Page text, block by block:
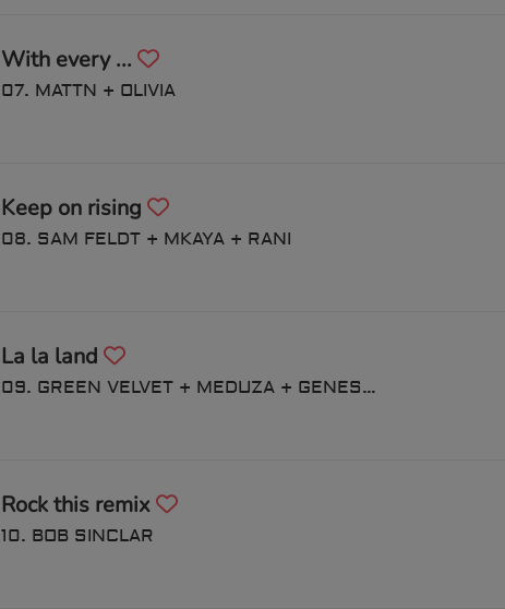
With every ...
07. MATTN + OLIVIA
Keep on rising
08. SAM FELDT + MKAYA + RANI
La la land
09. GREEN VELVET + MEDUZA + GENESI + ESSENTIA
Rock this remix
10. BOB SINCLAR